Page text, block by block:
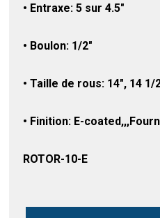
• Entraxe: 5 sur 4.5″
• Boulon: 1/2″
• Taille de rous: 14″, 14 1/
• Finition: E-
ROTOR-10-E